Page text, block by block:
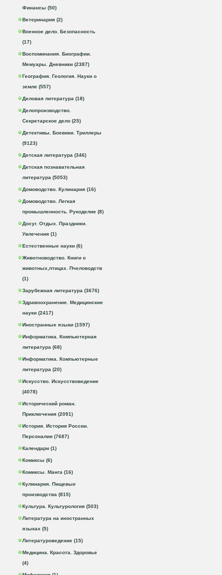
Финансы (50)
Ветеринария (2)
Военное дело. Безопасность
(17)
Воспоминания. Биографии.
Мемуары. Дневники (2387)
География. Геология. Науки о
земле (557)
Деловая литература (18)
Делопроизводство.
Секретарское дело (25)
Детективы. Боевики. Триллеры
(9123)
Детская литература (346)
Детская познавательная
литература (5053)
Домоводство. Кулинария (16)
Домоводство. Легкая
промышленность. Рукоделие (8)
Досуг. Отдых. Праздники.
Увлечения (1)
Естественные науки (6)
Животноводство. Книги о
животных,птицах. Пчеловодств
(1)
Зарубежная литература (3676)
Здравоохранение. Медицинские
науки (2417)
Иностранные языки (1597)
Информатика. Компьютерная
литература (68)
Информатика. Компьютерные
литература (20)
Искусство. Искусствоведение
(4078)
Исторический роман.
Приключения (2091)
История. История России.
Персоналии (7687)
Календари (1)
Комиксы (6)
Комиксы. Манга (16)
Кулинария. Пищевые
производства (815)
Культура. Культурология (503)
Литература на иностранных
языках (5)
Литературоведение (15)
Медицина. Красота. Здоровье
(4)